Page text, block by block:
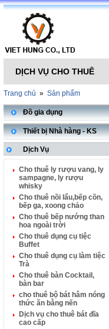
DỊCH VỤ CHO THUÊ
Trang chủ » Sản phẩm
Đồ gia dụng
Thiết bị Nhà hàng - KS
Dịch Vụ
Cho thuê ly rượu vang, ly
sampagne, ly rượu
whisky
Cho thuê nồi lẩu,bếp cồn,
bếp ga, xoong chảo
Cho thuê bếp nướng than
hoa ngoài trời
Cho thuê dụng cụ tiệc
Buffet
Cho thuê dụng cụ làm tiệc
Trà
Cho thuê bàn Cocktail,
bàn bar
cho thuê bộ bát hâm nóng
thức ăn bằng nến
Dịch vụ cho thuê bát đĩa
cao cấp